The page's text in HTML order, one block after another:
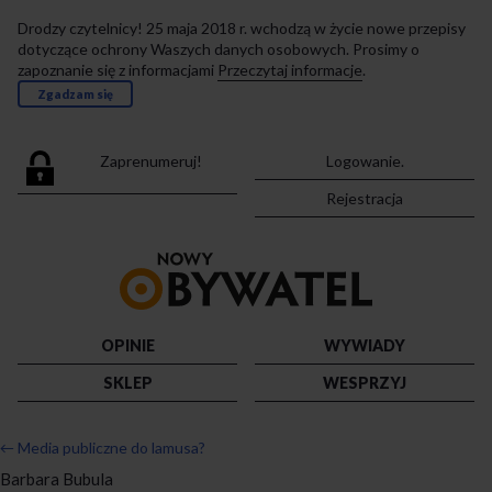
Drodzy czytelnicy! 25 maja 2018 r. wchodzą w życie nowe przepisy
dotyczące ochrony Waszych danych osobowych. Prosimy o
zapoznanie się z informacjami Przeczytaj informacje.
Zgadzam się
Zaprenumeruj!
Logowanie.
Rejestracja
strony
OPINIE
WYWIADY
SKLEP
WESPRZYJ
← Media publiczne do lamusa?
Barbara Bubula